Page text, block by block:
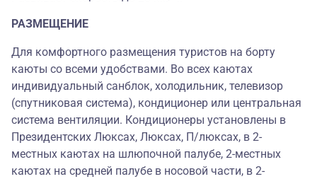
РАЗМЕЩЕНИЕ
Для комфортного размещения туристов на борту
каюты со всеми удобствами. Во всех каютах
индивидуальный санблок, холодильник, телевизор
(спутниковая система), кондиционер или центральная
система вентиляции. Кондиционеры установлены в
Президентских Люксах, Люксах, П/люксах, в 2-
местных каютах на шлюпочной палубе, 2-местных
каютах на средней палубе в носовой части, в 2-